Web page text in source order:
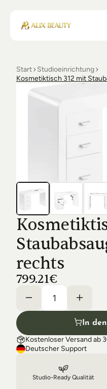
Start
Unternehmen
Desinfektion
Ästhetik
Luxmer
FAQs
Orders & Returns
Start
Studioeinrichtung
Kosmetiktisch 312 mit
rechts
799.21€
In
Kostenloser Versand ab
Deutscher Support
Studio-Ready Qualität